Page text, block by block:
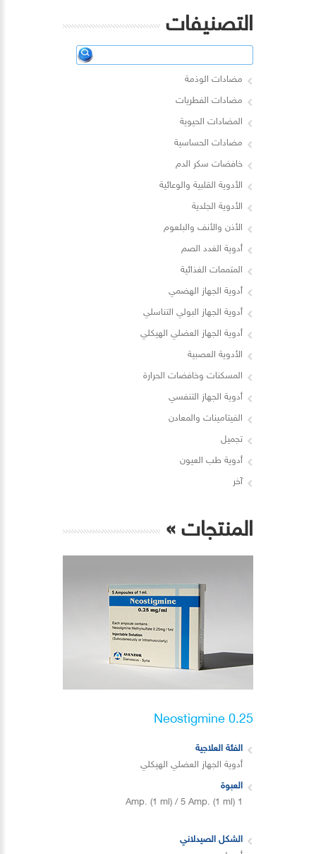
التصنيفات
مضادات الوذمة
مضادات الفطريات
المضادات الحيوية
مضادات الحساسية
خافضات سكر الدم
الأدوية القلبية والوعائية
الأدوية الجلدية
الأذن والأنف والبلعوم
أدوية الغدد الصم
المتممات الغذائية
أدوية الجهاز الهضمي
أدوية الجهاز البولي التناسلي
أدوية الجهاز العضلي الهيكلي
الأدوية العصبية
المسكنات وخافضات الحرارة
أدوية الجهاز التنفسي
الفيتامينات والمعادن
تجميل
أدوية طب العيون
آخر
المنتجات »
Neostigmine 0.25
الفئة العلاجية
أدوية الجهاز العضلي الهيكلي
العبوة
1 Amp. (1 ml) / 5 Amp. (1 ml)
الشكل الصيدلاني